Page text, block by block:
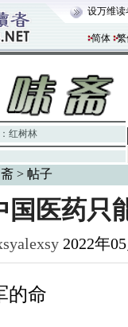
设万维读
简体
红树林
> 帖子
国医药只
2022年
的命